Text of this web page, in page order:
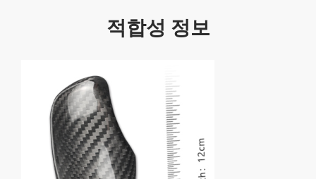
적합성 정보